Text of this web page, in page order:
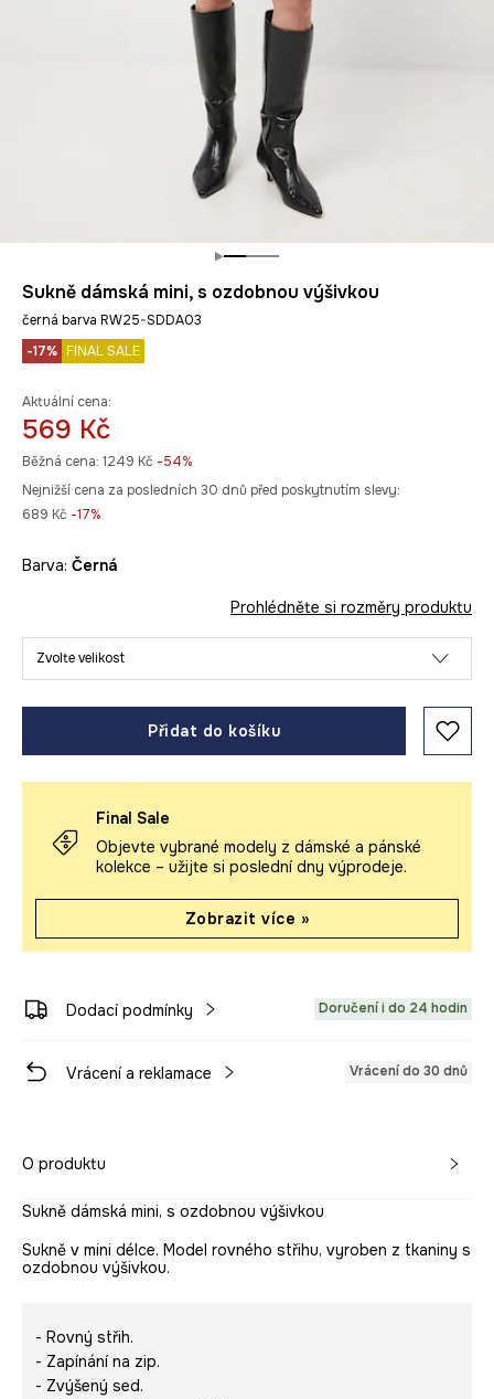
Sukně dámská mini, s ozdobnou výšivkou
černá barva RW25-SDDA03
-17% FINAL SALE
Aktuální cena:
569 Kč
Běžná cena: 1249 Kč -54%
Nejnižší cena za posledních 30 dnů před poskytnutím slevy:
689 Kč -17%
Barva: černá
Prohlédněte si rozměry produktu
Zvolte velikost
Přidat do košíku
Final Sale
Objevte vybrané modely z dámské a pánské
kolekce – užijte si poslední dny výprodeje.
Zobrazit více »
Dodací podmínky Doručení i do 24 hodin
Vrácení a reklamace Vrácení do 30 dnů
O produktu
Sukně dámská mini, s ozdobnou výšivkou
Sukně v mini délce. Model rovného střihu, vyroben z tkaniny s
ozdobnou výšivkou.
- Rovný střih.
- Zapínání na zip.
- Zvýšený sed.